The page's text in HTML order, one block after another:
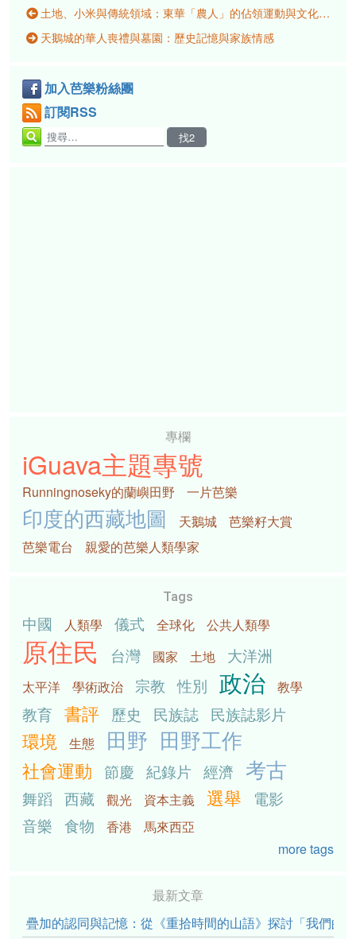
土地、小米與傳統領域：東華「農人」的佔領運動與文化實踐
天鵝城的華人喪禮與墓園：歷史記憶與家族情感
加入芭樂粉絲團
訂閱RSS
專欄
iGuava主題專號
Runningnoseky的蘭嶼田野 一片芭樂
印度的西藏地圖 天鵝城
芭樂籽大賞
芭樂電台
親愛的芭樂人類學家
Tags
中國 人類學 儀式 全球化 公共人類學
原住民 台灣 國家 土地 大洋洲
太平洋 學術政治 宗教 性別 政治 教學
教育 書評 歷史 民族誌 民族誌影片
環境 生態 田野 田野工作
社會運動 節慶 紀錄片 經濟 考古
舞蹈 西藏 觀光 資本主義 選舉
電影
音樂 食物 香港
馬來西亞
more tags
最新文章
疊加的認同與記憶：從《重拾時間的山語》探討「我們的